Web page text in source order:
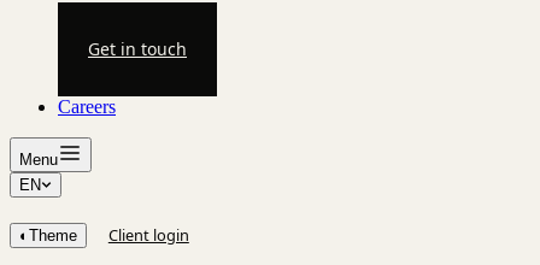
Get in touch
Careers
Menu
EN
◐ Theme Client login